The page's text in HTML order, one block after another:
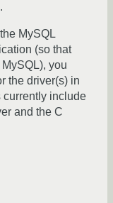
MySQL
(so that
you
the driver(s) in
currently include
and the C